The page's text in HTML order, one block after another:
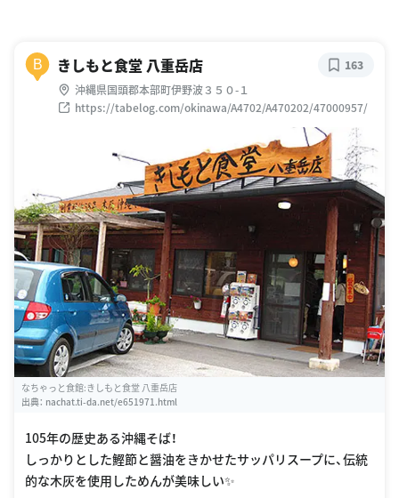
B きしもと食堂 八重岳店
沖縄県国頭郡本部町伊野波３５０-１
https://tabelog.com/okinawa/A4702/A470202/47000957/
163
なちゃっと食館:きしもと食堂 八重岳店
出典： nachat.ti-da.net/e651971.html
105年の歴史ある沖縄そば！
しっかりとした鰹節と醤油をきかせたサッパリスープに、伝統
的な木灰を使用しためんが美味しい✨